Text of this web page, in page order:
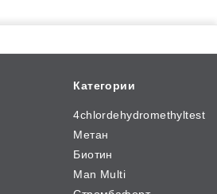
Категории
4chlordehydromethyltest
Метан
Биотин
Man Multi